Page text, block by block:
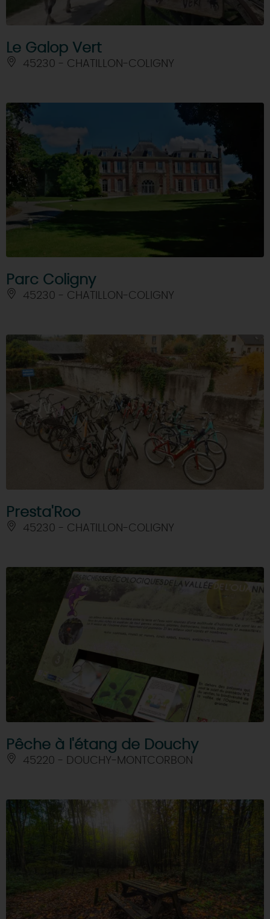
Le Galop Vert
45230 - CHATILLON-COLIGNY
Parc Coligny
45230 - CHATILLON-COLIGNY
Presta'Roo
45230 - CHATILLON-COLIGNY
Pêche à l'étang de Douchy
45220 - DOUCHY-MONTCORBON